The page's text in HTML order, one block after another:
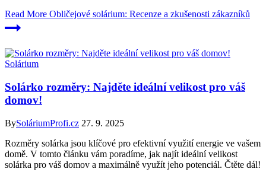
Read More Obličejové solárium: Recenze a zkušenosti zákazníků
Solárium
Solárko rozměry: Najděte ideální velikost pro váš
domov!
BySoláriumProfi.cz 27. 9. 2025
Rozměry solárka jsou klíčové pro efektivní využití energie ve vašem
domě. V tomto článku vám poradíme, jak najít ideální velikost
solárka pro váš domov a maximálně využít jeho potenciál. Čtěte dál!